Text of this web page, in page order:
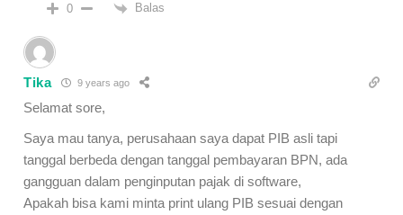
0 Balas
Tika 9 years ago
Selamat sore,
Saya mau tanya, perusahaan saya dapat PIB asli tapi
tanggal berbeda dengan tanggal pembayaran BPN, ada
gangguan dalam penginputan pajak di software,
Apakah bisa kami minta print ulang PIB sesuai dengan